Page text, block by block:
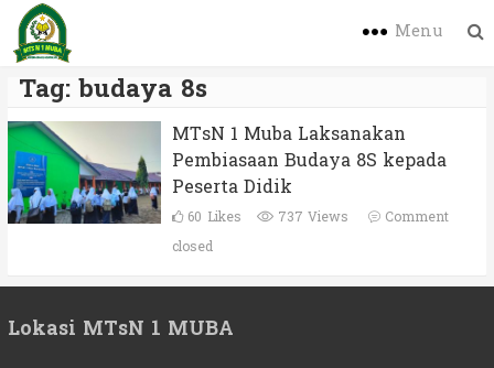
Menu
Tag:budaya 8s
MTsN 1 Muba Laksanakan
Pembiasaan Budaya 8S kepada
Peserta Didik
60 Likes 737 Views
Comment
closed
Lokasi MTsN 1 MUBA